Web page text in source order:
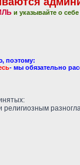
и указывайте о
поэтому:
- мы обязательно
религиозным